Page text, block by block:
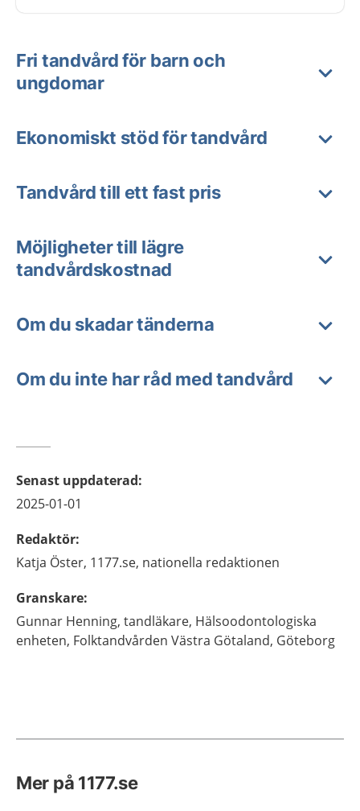
Fri tandvård för barn och
ungdomar
Ekonomiskt stöd för tandvård
Tandvård till ett fast pris
Möjligheter till lägre
tandvårdskostnad
Om du skadar tänderna
Om du inte har råd med tandvård
Senast uppdaterad:
2025-01-01
Redaktör:
Katja Öster, 1177.se, nationella redaktionen
Granskare:
Gunnar Henning, tandläkare, Hälsoodontologiska
enheten, Folktandvården Västra Götaland, Göteborg
Mer på 1177.se